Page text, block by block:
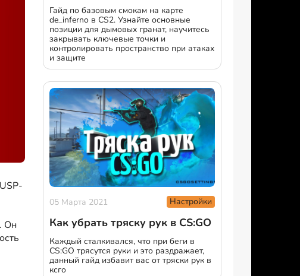
Он
Гайд по базовым смокам на карте
de_inferno в CS2. Узнайте основные
позиции для дымовых гранат, научитесь
закрывать ключевые точки и
контролировать пространство при атаках
и защите
05 Марта 2021 Настройки
Как убрать тряску рук в CS:GO
Каждый сталкивался, что при беги в
CS:GO трясутся руки и это раздражает,
данный гайд избавит вас от тряски рук в
ксго